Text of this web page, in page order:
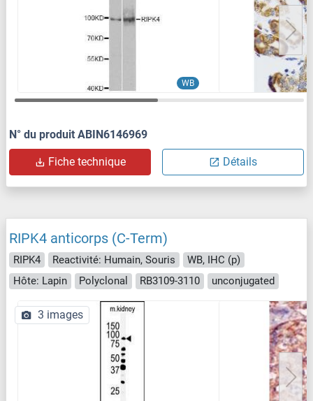
WB
N° du produit ABIN6146969
Fiche technique Détails
RIPK4 anticorps (C-Term)
RIPK4 Reactivité: Humain, Souris
WB, IHC (p)
Hôte: Lapin
Polyclonal RB3109-3110 unconjugated
3 images